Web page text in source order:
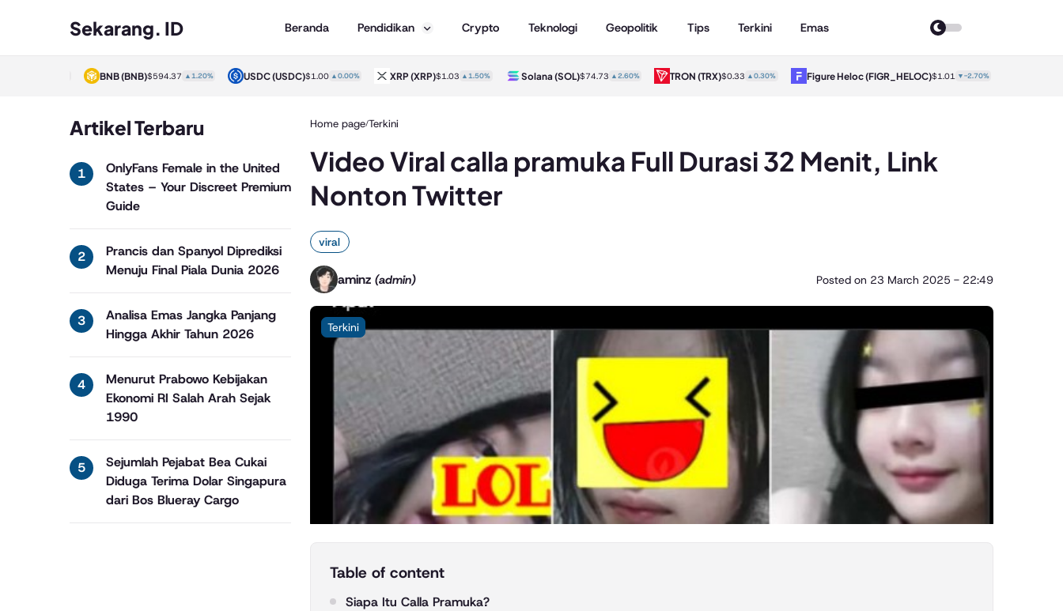
Sekarang. ID Beranda Pendidikan Crypto Teknologi Geopolitik Tips Terkini Emas
BNB(BNB)$594.37▲1.20% USDC(USDC)$1.00 ▲0.00% XRP(XRP)$1.03 ▲1.50% Solana(SOL)$74.73 ▲2.60% TRON(TRX)$0.33▲0.30% Figure Heloc(FIGR_HELOC)$1.01 ▼-2.70%
Artikel Terbaru
OnlyFans Female in the United
States – Your Discreet Premium
Guide
Prancis dan Spanyol Diprediksi
Menuju Final Piala Dunia 2026
Analisa Emas Jangka Panjang
Hingga Akhir Tahun 2026
Menurut Prabowo Kebijakan
Ekonomi RI Salah Arah Sejak
1990
Sejumlah Pejabat Bea Cukai
Diduga Terima Dolar Singapura
dari Bos Blueray Cargo
Home page/Terkini
Video Viral calla pramuka Full Durasi 32 Menit, Link
Nonton Twitter
viral
aminz (admin) Posted on 23 March 2025 - 22:49
Terkini
Table of content
Siapa Itu Calla Pramuka?